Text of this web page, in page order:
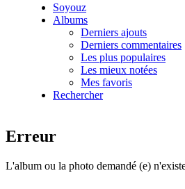
Soyouz
Albums
Derniers ajouts
Derniers commentaires
Les plus populaires
Les mieux notées
Mes favoris
Rechercher
Erreur
L'album ou la photo demandé (e)